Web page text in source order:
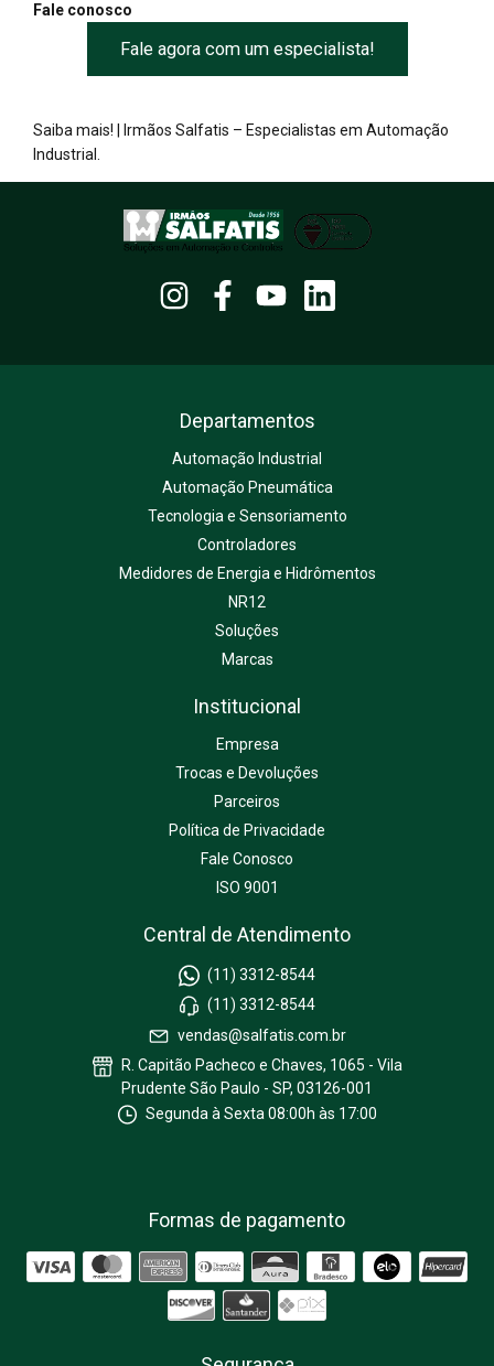
Fale conosco
Fale agora com um especialista!
Saiba mais! | Irmãos Salfatis – Especialistas em Automação
Industrial.
Departamentos
Automação Industrial
Automação Pneumática
Tecnologia e Sensoriamento
Controladores
Medidores de Energia e Hidrômentos
NR12
Soluções
Marcas
Institucional
Empresa
Trocas e Devoluções
Parceiros
Política de Privacidade
Fale Conosco
ISO 9001
Central de Atendimento
(11) 3312-8544
(11) 3312-8544
vendas@salfatis.com.br
R. Capitão Pacheco e Chaves, 1065 - Vila
Prudente São Paulo - SP, 03126-001
Segunda à Sexta 08:00h às 17:00
Formas de pagamento